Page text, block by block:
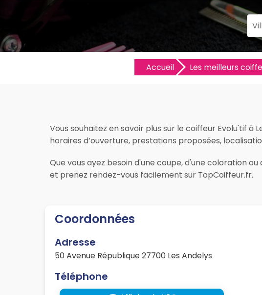
Accueil Les meilleurs
Vous souhaitez en savoir plus sur le coiffeur Evolu'tif à
horaires d’ouverture, prestations proposées,
Que vous ayez besoin d'une coupe, d'une coloration
et prenez rendez-vous facilement sur TopCoiffeur.fr.
Coordonnées
Adresse
50 Avenue République 27700 Les Andelys
Téléphone